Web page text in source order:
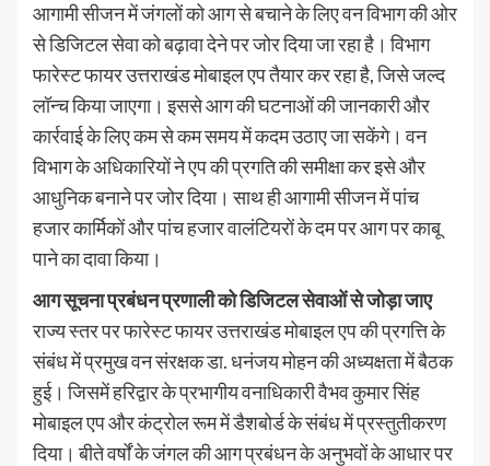
आगामी सीजन में जंगलों को आग से बचाने के लिए वन विभाग की ओर
से डिजिटल सेवा को बढ़ावा देने पर जोर दिया जा रहा है। विभाग
फारेस्ट फायर उत्तराखंड मोबाइल एप तैयार कर रहा है, जिसे जल्द
लॉन्च किया जाएगा। इससे आग की घटनाओं की जानकारी और
कार्रवाई के लिए कम से कम समय में कदम उठाए जा सकेंगे। वन
विभाग के अधिकारियों ने एप की प्रगति की समीक्षा कर इसे और
आधुनिक बनाने पर जोर दिया। साथ ही आगामी सीजन में पांच
हजार कार्मिकों और पांच हजार वालंटियरों के दम पर आग पर काबू
पाने का दावा किया।
आग सूचना प्रबंधन प्रणाली को डिजिटल सेवाओं से जोड़ा जाए
राज्य स्तर पर फारेस्ट फायर उत्तराखंड मोबाइल एप की प्रगत्ति के
संबंध में प्रमुख वन संरक्षक डा. धनंजय मोहन की अध्यक्षता में बैठक
हुई। जिसमें हरिद्वार के प्रभागीय वनाधिकारी वैभव कुमार सिंह
मोबाइल एप और कंट्रोल रूम में डैशबोर्ड के संबंध में प्रस्तुतीकरण
दिया। बीते वर्षों के जंगल की आग प्रबंधन के अनुभवों के आधार पर